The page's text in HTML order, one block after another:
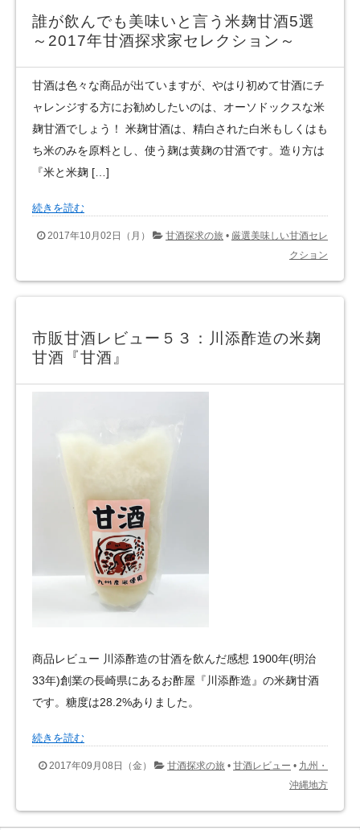
誰が飲んでも美味いと言う米麹甘酒5選
～2017年甘酒探求家セレクション～
甘酒は色々な商品が出ていますが、やはり初めて甘酒にチ
ャレンジする方にお勧めしたいのは、オーソドックスな米
麹甘酒でしょう！ 米麹甘酒は、精白された白米もしくはも
ち米のみを原料とし、使う麹は黄麹の甘酒です。造り方は
『米と米麹 […]
続きを読む
2017年10月02日（月） 甘酒探求の旅 • 厳選美味しい甘酒セレ
クション
市販甘酒レビュー５３：川添酢造の米麹
甘酒『甘酒』
商品レビュー 川添酢造の甘酒を飲んだ感想 1900年(明治
33年)創業の長崎県にあるお酢屋『川添酢造』の米麹甘酒
です。糖度は28.2%ありました。
続きを読む
2017年09月08日（金） 甘酒探求の旅 • 甘酒レビュー • 九州・
沖縄地方